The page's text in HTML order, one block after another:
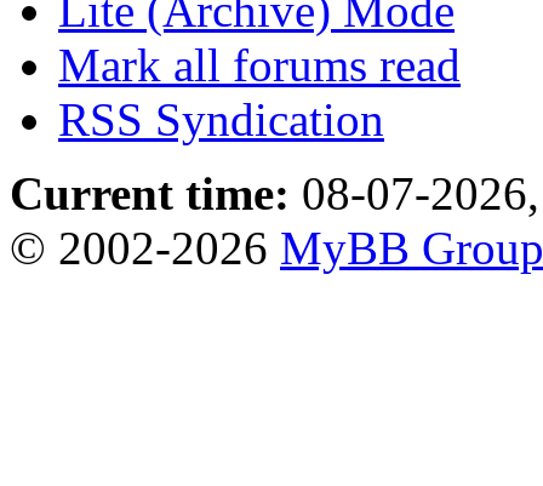
Mark all forums read
RSS Syndication
Current time: 08-07-
© 2002-2026 MyBB Group